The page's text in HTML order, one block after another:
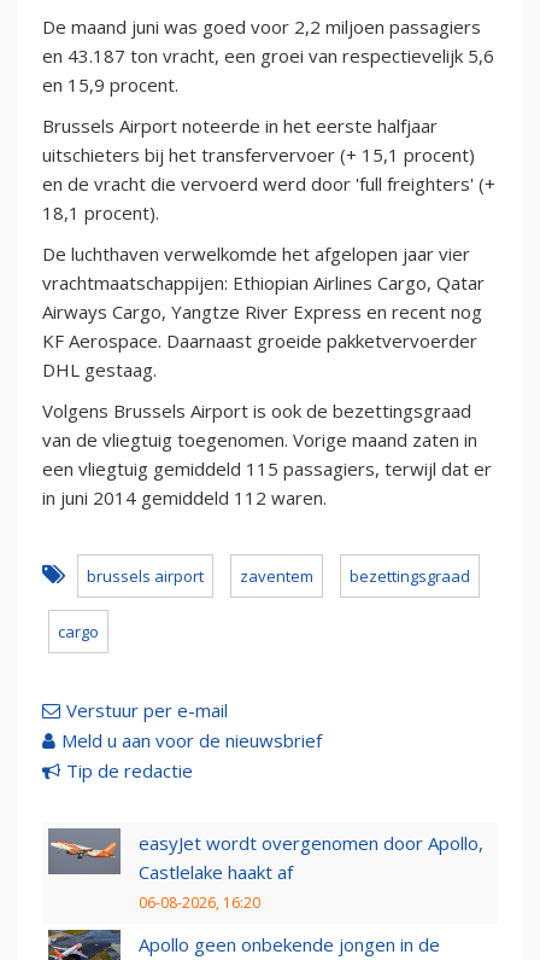
De maand juni was goed voor 2,2 miljoen passagiers
en 43.187 ton vracht, een groei van respectievelijk 5,6
en 15,9 procent.
Brussels Airport noteerde in het eerste halfjaar
uitschieters bij het transfervervoer (+ 15,1 procent)
en de vracht die vervoerd werd door 'full freighters' (+
18,1 procent).
De luchthaven verwelkomde het afgelopen jaar vier
vrachtmaatschappijen: Ethiopian Airlines Cargo, Qatar
Airways Cargo, Yangtze River Express en recent nog
KF Aerospace. Daarnaast groeide pakketvervoerder
DHL gestaag.
Volgens Brussels Airport is ook de bezettingsgraad
van de vliegtuig toegenomen. Vorige maand zaten in
een vliegtuig gemiddeld 115 passagiers, terwijl dat er
in juni 2014 gemiddeld 112 waren.
brussels airport zaventem bezettingsgraad
cargo
Verstuur per e-mail
Meld u aan voor de nieuwsbrief
Tip de redactie
easyJet wordt overgenomen door Apollo,
Castlelake haakt af
06-08-2026, 16:20
Apollo geen onbekende jongen in de